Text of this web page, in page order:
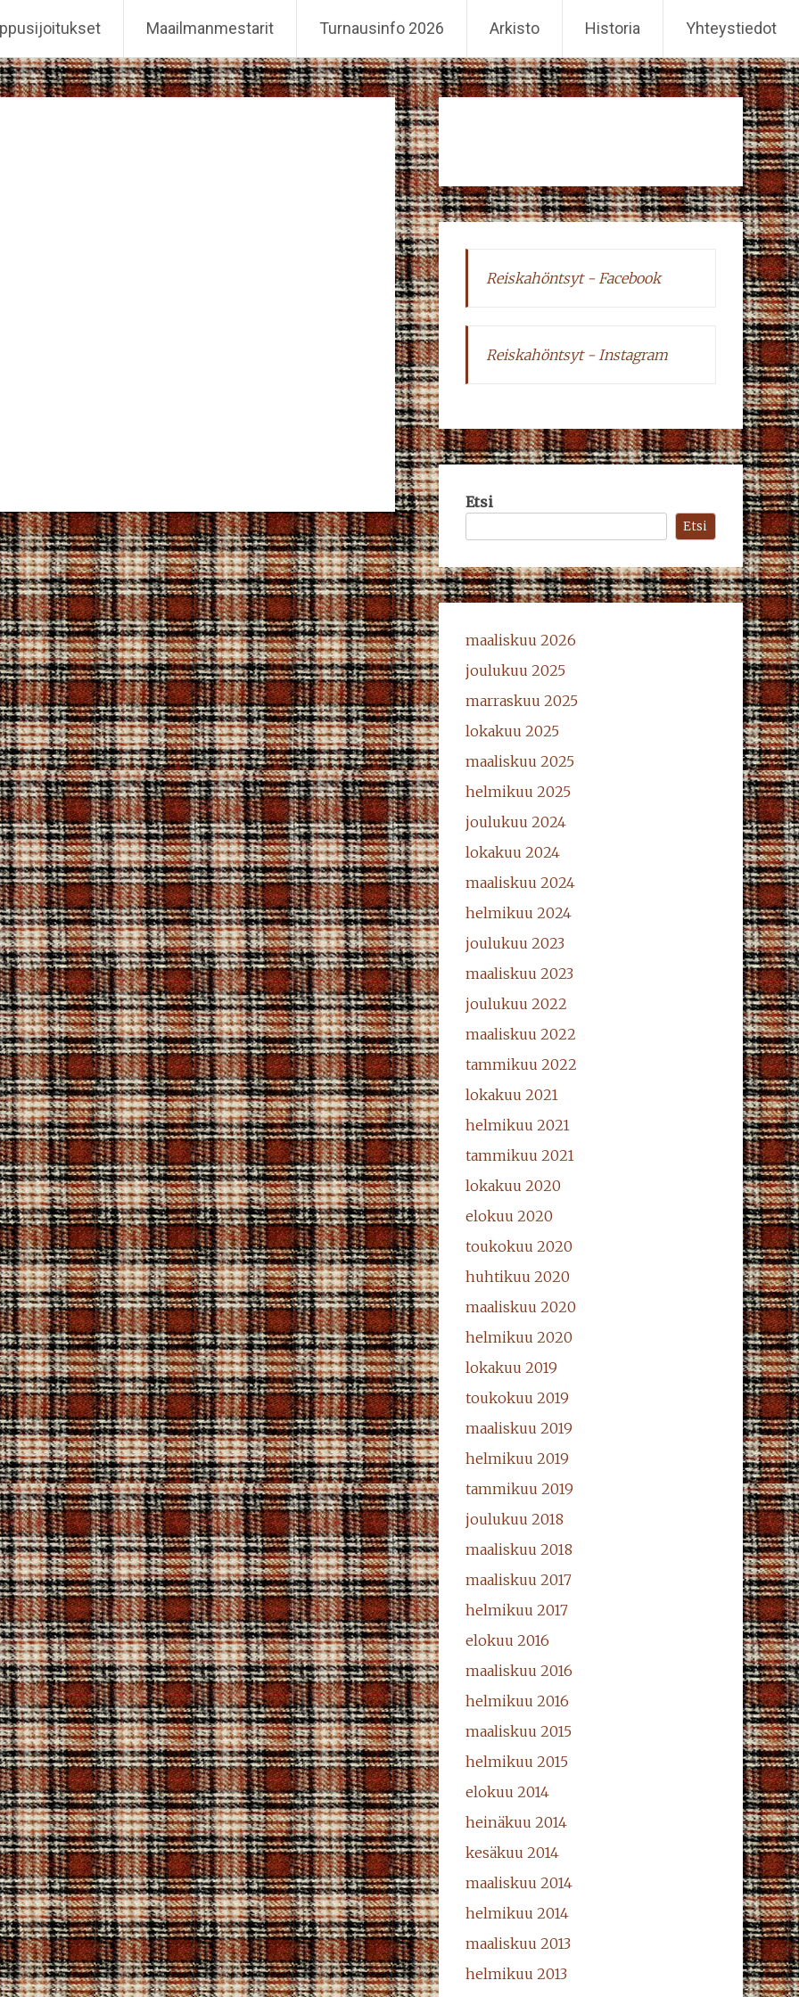
Maailmanmestarit Turnausinfo 2026 Arkisto Historia Yhteystiedot
Reiskahöntsyt - Facebook
Reiskahöntsyt - Instagram
Etsi
Etsi
maaliskuu 2026
joulukuu 2025
marraskuu 2025
lokakuu 2025
maaliskuu 2025
helmikuu 2025
joulukuu 2024
lokakuu 2024
maaliskuu 2024
helmikuu 2024
joulukuu 2023
maaliskuu 2023
joulukuu 2022
maaliskuu 2022
tammikuu 2022
lokakuu 2021
helmikuu 2021
tammikuu 2021
lokakuu 2020
elokuu 2020
toukokuu 2020
huhtikuu 2020
maaliskuu 2020
helmikuu 2020
lokakuu 2019
toukokuu 2019
maaliskuu 2019
helmikuu 2019
tammikuu 2019
joulukuu 2018
maaliskuu 2018
maaliskuu 2017
helmikuu 2017
elokuu 2016
maaliskuu 2016
helmikuu 2016
maaliskuu 2015
helmikuu 2015
elokuu 2014
heinäkuu 2014
kesäkuu 2014
maaliskuu 2014
helmikuu 2014
maaliskuu 2013
helmikuu 2013